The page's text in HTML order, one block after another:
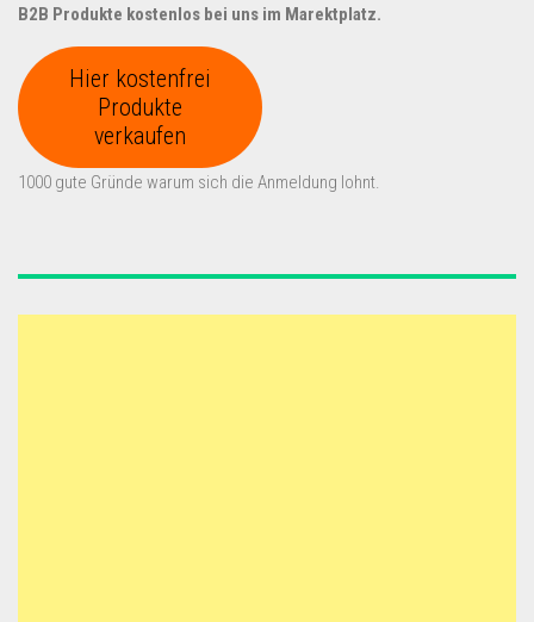
B2B Produkte kostenlos bei uns im Marektplatz.
Hier kostenfrei
Produkte
verkaufen
1000 gute Gründe warum sich die Anmeldung lohnt.